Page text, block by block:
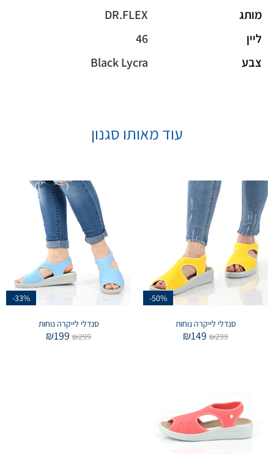
מותג
DR.FLEX
ליין
46
צבע
Black Lycra
עוד מאותו סגנון
-50%
סנדלי לייקרה נוחות
₪299
₪149
-33%
סנדלי לייקרה נוחות
₪299
₪199